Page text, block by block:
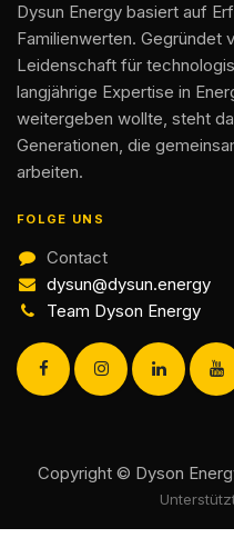
Dysun Energy basiert auf
Familienwerten. Gegründet
Leidenschaft für
langjährige Expertise in
weitergeben wollte, steht
Generationen, die
arbeiten.
FOLGE UNS
Contact
dysun@dysun.energy
Team Dyson Energy
Copyright © Dyson